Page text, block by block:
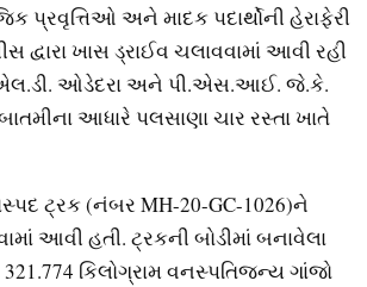
પ્રવૃત્તિઓ અને માદક પદાર્થોની હેરાફેરી
દ્વારા ખાસ ડ્રાઈવ ચલાવવામાં આવી રહી
ઓડેદરા અને પી.એસ.આઈ. જે.કે.
આધારે પલસાણા ચાર રસ્તા ખાતે
ટ્રક (નંબર MH-20-GC-1026)ને
આવી હતી. ટ્રકની બોડીમાં બનાવેલા
321.774 કિલોગ્રામ વનસ્પતિજન્ય ગાંજો